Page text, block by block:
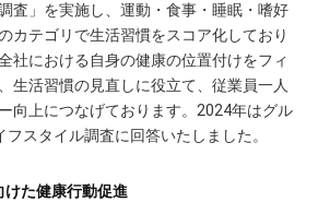
査」を実施し、運動・食事・睡眠・嗜好
カテゴリで生活習慣をスコア化しており
社における自身の健康の位置付けをフィ
生活習慣の見直しに役立て、従業員一人
向上につなげております。2024年はグル
スタイル調査に回答いたしました。
けた健康行動促進